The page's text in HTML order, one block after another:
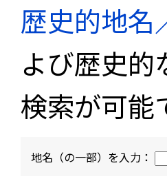
歴史的地名
よび歴史
検索が可能
地名（の一部）を入力：